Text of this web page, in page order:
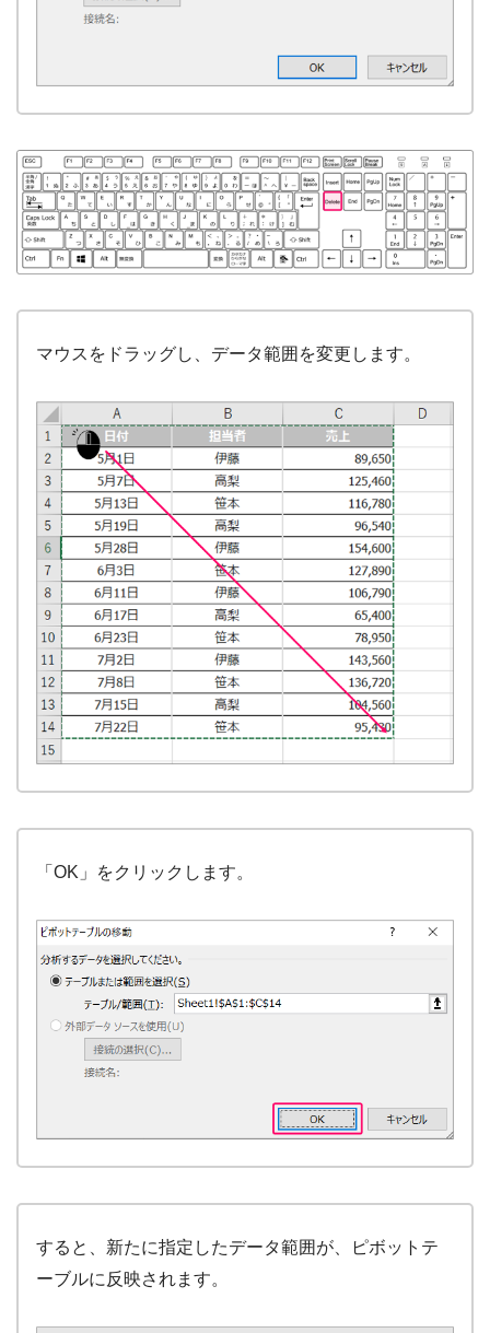
マウスをドラッグし、データ範囲を変更します。
「OK」をクリックします。
すると、新たに指定したデータ範囲が、ピボットテ
ーブルに反映されます。